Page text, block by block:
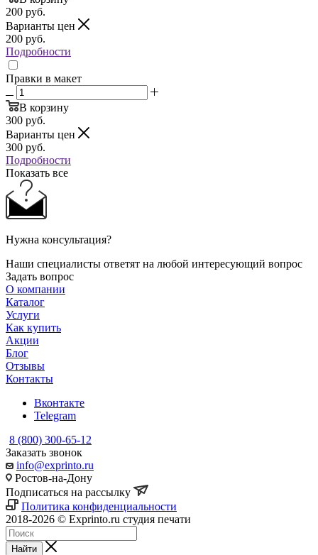
200 руб.
Варианты цен
200 руб.
Подробности
Правки в макет
В корзину
300 руб.
Варианты цен
300 руб.
Подробности
Показать все
Нужна консультация?
Наши специалисты ответят на любой интересующий вопрос
Задать вопрос
О компании
Каталог
Услуги
Как купить
Акции
Блог
Отзывы
Контакты
Вконтакте
Telegram
8 (800) 300-65-12
Заказать звонок
info@exprinto.ru
Ростов-на-Дону
Подписаться на рассылку
Политика конфиденциальности
2018-2026 © Exprinto.ru студия печати
Найти